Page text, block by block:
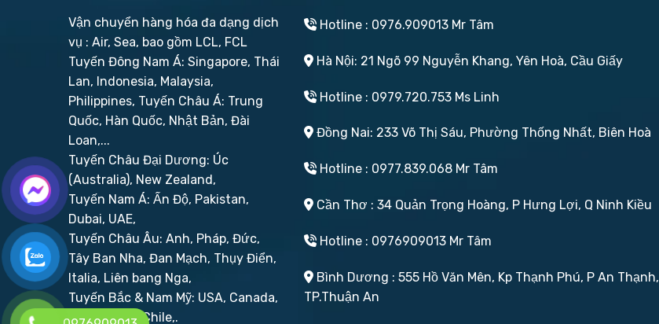
Vận chuyển hàng hóa đa dạng dịch
vụ : Air, Sea, bao gồm LCL, FCL
Tuyến Đông Nam Á: Singapore, Thái
Lan, Indonesia, Malaysia,
Philippines, Tuyến Châu Á: Trung
Quốc, Hàn Quốc, Nhật Bản, Đài
Loan,...
Tuyến Châu Đại Dương: Úc
(Australia), New Zealand,
Tuyến Nam Á: Ấn Độ, Pakistan,
Dubai, UAE,
Tuyến Châu Âu: Anh, Pháp, Đức,
Tây Ban Nha, Đan Mạch, Thụy Điển,
Italia, Liên bang Nga,
Tuyến Bắc & Nam Mỹ: USA, Canada,
Brazil, Peru, Chile,.
Hotline : 0976.909013 Mr Tâm
Hà Nội: 21 Ngõ 99 Nguyễn Khang, Yên Hoà, Cầu Giấy
Hotline : 0979.720.753 Ms Linh
Đồng Nai: 233 Võ Thị Sáu, Phường Thống Nhất, Biên Hoà
Hotline : 0977.839.068 Mr Tâm
Cần Thơ : 34 Quản Trọng Hoàng, P Hưng Lợi, Q Ninh Kiều
Hotline : 0976909013 Mr Tâm
Bình Dương : 555 Hồ Văn Mên, Kp Thạnh Phú, P An Thạnh,
TP.Thuận An